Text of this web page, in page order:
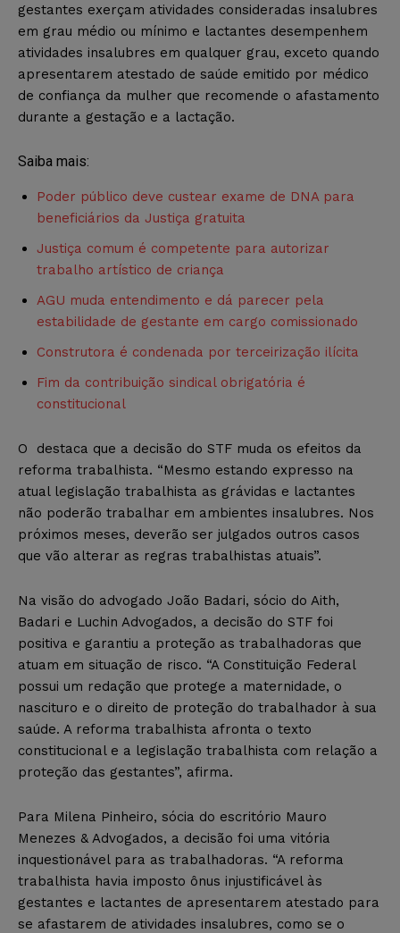
gestantes exerçam atividades consideradas insalubres
em grau médio ou mínimo e lactantes desempenhem
atividades insalubres em qualquer grau, exceto quando
apresentarem atestado de saúde emitido por médico
de confiança da mulher que recomende o afastamento
durante a gestação e a lactação.
Saiba mais:
Poder público deve custear exame de DNA para
beneficiários da Justiça gratuita
Justiça comum é competente para autorizar
trabalho artístico de criança
AGU muda entendimento e dá parecer pela
estabilidade de gestante em cargo comissionado
Construtora é condenada por terceirização ilícita
Fim da contribuição sindical obrigatória é
constitucional
O destaca que a decisão do STF muda os efeitos da
reforma trabalhista. “Mesmo estando expresso na
atual legislação trabalhista as grávidas e lactantes
não poderão trabalhar em ambientes insalubres. Nos
próximos meses, deverão ser julgados outros casos
que vão alterar as regras trabalhistas atuais”.
Na visão do advogado João Badari, sócio do Aith,
Badari e Luchin Advogados, a decisão do STF foi
positiva e garantiu a proteção as trabalhadoras que
atuam em situação de risco. “A Constituição Federal
possui um redação que protege a maternidade, o
nascituro e o direito de proteção do trabalhador à sua
saúde. A reforma trabalhista afronta o texto
constitucional e a legislação trabalhista com relação a
proteção das gestantes”, afirma.
Para Milena Pinheiro, sócia do escritório Mauro
Menezes & Advogados, a decisão foi uma vitória
inquestionável para as trabalhadoras. “A reforma
trabalhista havia imposto ônus injustificável às
gestantes e lactantes de apresentarem atestado para
se afastarem de atividades insalubres, como se o